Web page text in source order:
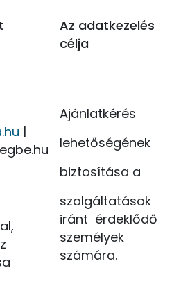
Az adatkezelés
célja
|
Ajánlatkérés
lehetőségének
biztosítása a
szolgáltatások
iránt érdeklődő
személyek
számára.